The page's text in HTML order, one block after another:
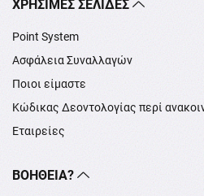
XΡΉΣΙΜΕΣ ΣΕΛΊΔΕΣ
Point System
Ασφάλεια Συναλλαγών
Ποιοι είμαστε
Κώδικας Δεοντολογίας περί
Εταιρείες
ΒΟΉΘΕΙΑ?